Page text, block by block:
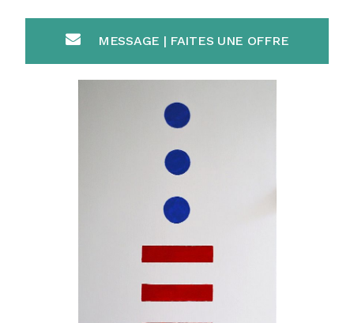
MESSAGE | FAITES UNE OFFRE